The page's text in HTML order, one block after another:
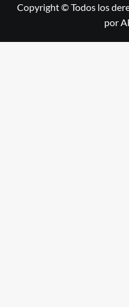
Copyright © Todos los
por